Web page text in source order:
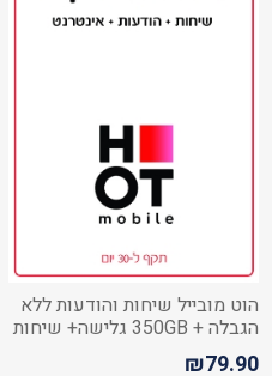
הוט מובייל שיחות והודעות ללא
הגבלה + 350GB גלישה+ שיחות
לחו"ל
₪79.90